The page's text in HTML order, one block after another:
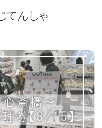
てんしゃ